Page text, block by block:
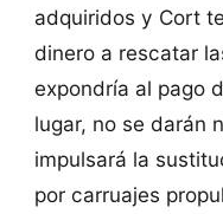
adquiridos y Cort
dinero a rescatar
expondría al pago
lugar, no se darán
impulsará la
por carruajes